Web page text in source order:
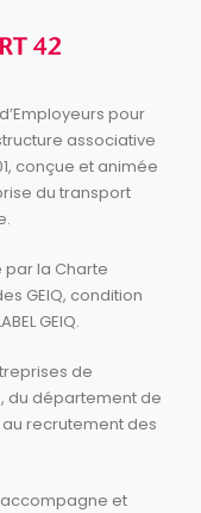
pour
associative
conçue et animée
du transport
par la Charte
GEIQ, condition
GEIQ.
de
du département de
au recrutement des
accompagne et